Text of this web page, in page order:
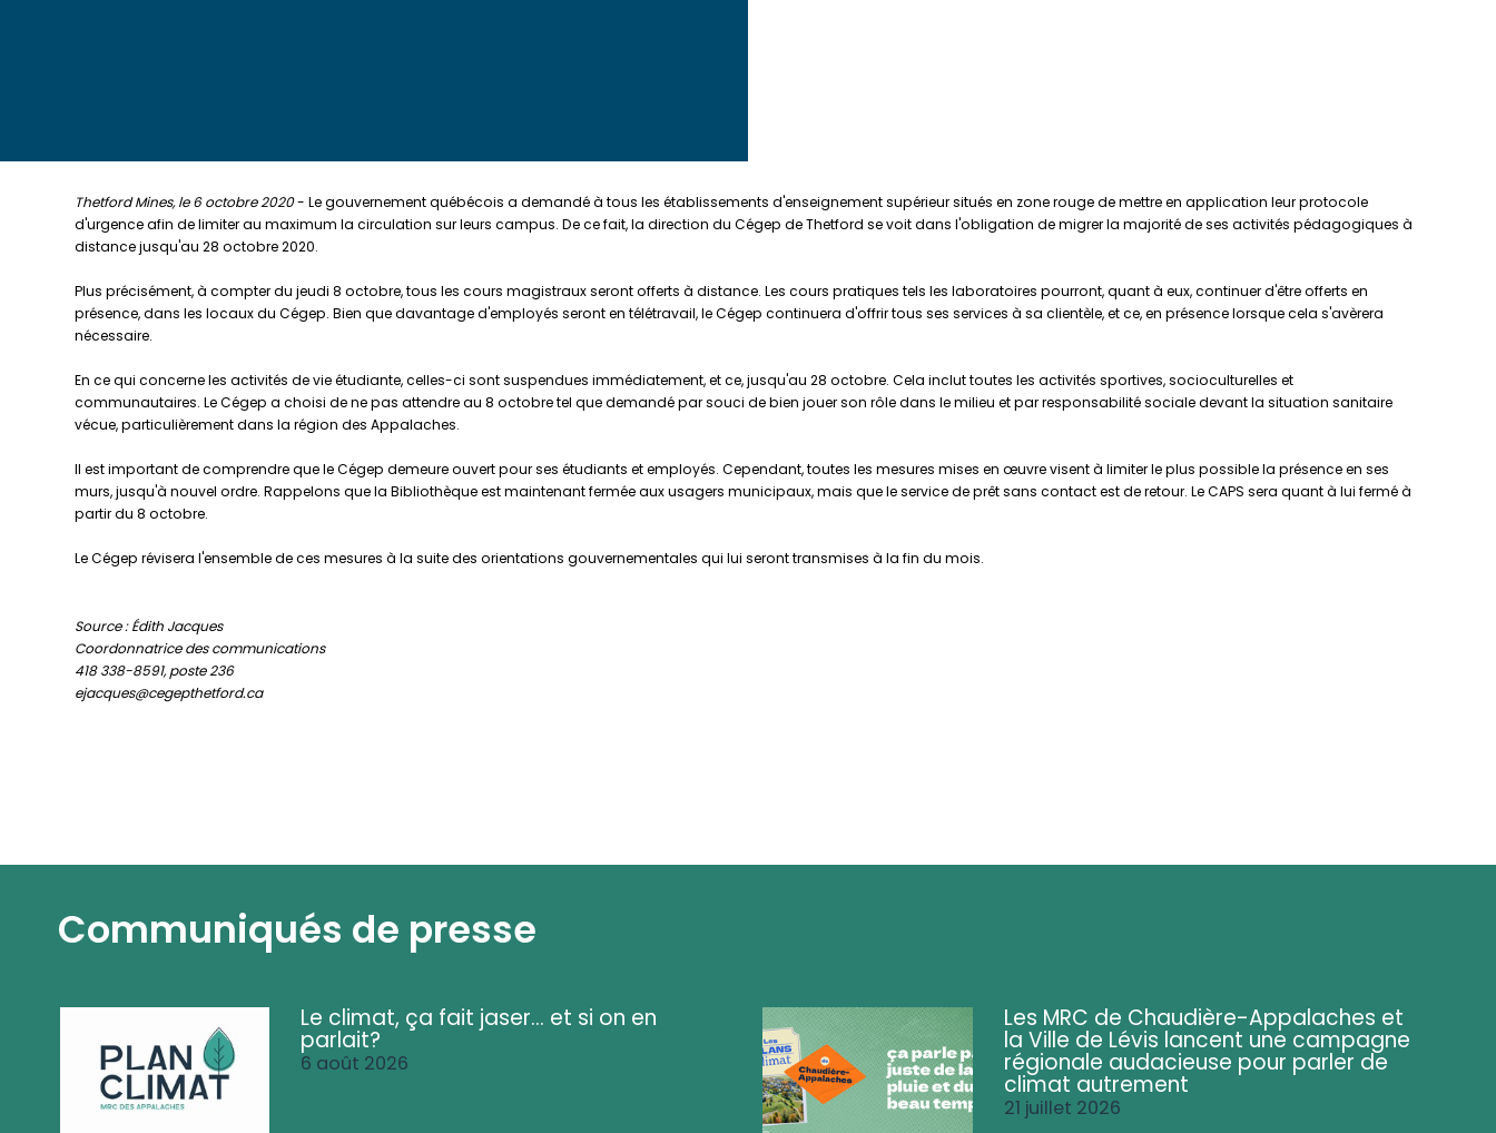
Thetford Mines, le 6 octobre 2020- Le gouvernement québécois a demandé à tous les établissements d'enseignement supérieur situés en zone rouge de mettre en application leur protocole
d'urgence afin de limiter au maximum la circulation sur leurs campus. De ce fait, la direction du Cégep de Thetford se voit dans l'obligation de migrer la majorité de ses activités pédagogiques à
distance jusqu'au 28 octobre 2020.
Plus précisément, à compter du jeudi 8 octobre, tous les cours magistraux seront offerts à distance. Les cours pratiques tels les laboratoires pourront, quant à eux, continuer d'être offerts en
présence, dans les locaux du Cégep. Bien que davantage d'employés seront en télétravail, le Cégep continuera d'offrir tous ses services à sa clientèle, et ce, en présence lorsque cela s'avèrera
nécessaire.
En ce qui concerne les activités de vie étudiante, celles-ci sont suspendues immédiatement, et ce, jusqu'au 28 octobre. Cela inclut toutes les activités sportives, socioculturelles et
communautaires. Le Cégep a choisi de ne pas attendre au 8 octobre tel que demandé par souci de bien jouer son rôle dans le milieu et par responsabilité sociale devant la situation sanitaire
vécue, particulièrement dans la région des Appalaches.
Il est important de comprendre que le Cégep demeure ouvert pour ses étudiants et employés. Cependant, toutes les mesures mises en œuvre visent à limiter le plus possible la présence en ses
murs, jusqu'à nouvel ordre. Rappelons que la Bibliothèque est maintenant fermée aux usagers municipaux, mais que le service de prêt sans contact est de retour. Le CAPS sera quant à lui fermé à
partir du 8 octobre.
Le Cégep révisera l'ensemble de ces mesures à la suite des orientations gouvernementales qui lui seront transmises à la fin du mois.
Source : Édith Jacques
Coordonnatrice des communications
418 338-8591, poste 236
ejacques@cegepthetford.ca
Communiqués de presse
Le climat, ça fait jaser... et si on en
parlait?
6 août 2026
Les MRC de Chaudière-Appalaches et
la Ville de Lévis lancent une campagne
régionale audacieuse pour parler de
climat autrement
21 juillet 2026